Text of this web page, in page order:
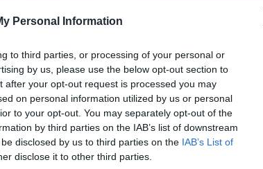
Personal Information
to third parties, or processing of your personal or
by us, please use the below opt-out section to
after your opt-out request is processed you may
on personal information utilized by us or personal
to your opt-out. You may separately opt-out of the
by third parties on the IAB’s list of downstream
disclosed by us to third parties on the IAB’s List of
disclose it to other third parties.
tényleg
háztulaj,
50 forintos
többen:
Döntött a
háziorvosi